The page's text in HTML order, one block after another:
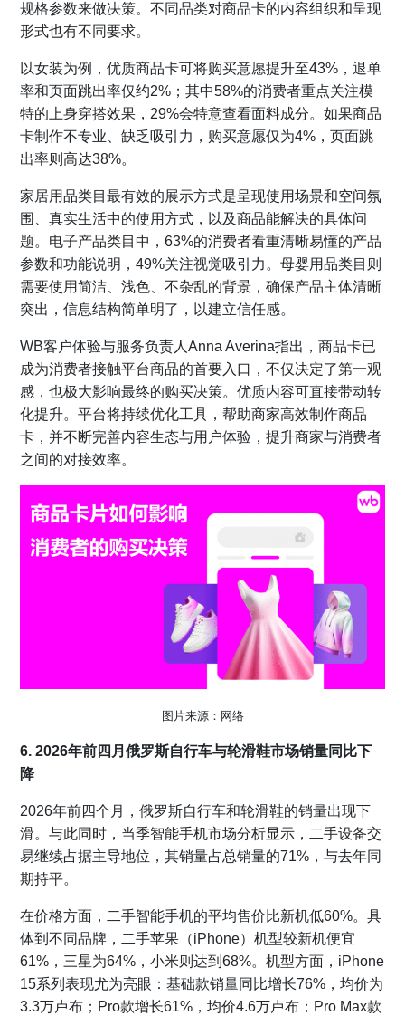
规格参数来做决策。不同品类对商品卡的内容组织和呈现
形式也有不同要求。
以女装为例，优质商品卡可将购买意愿提升至43%，退单
率和页面跳出率仅约2%；其中58%的消费者重点关注模
特的上身穿搭效果，29%会特意查看面料成分。如果商品
卡制作不专业、缺乏吸引力，购买意愿仅为4%，页面跳
出率则高达38%。
家居用品类目最有效的展示方式是呈现使用场景和空间氛
围、真实生活中的使用方式，以及商品能解决的具体问
题。电子产品类目中，63%的消费者看重清晰易懂的产品
参数和功能说明，49%关注视觉吸引力。母婴用品类目则
需要使用简洁、浅色、不杂乱的背景，确保产品主体清晰
突出，信息结构简单明了，以建立信任感。
WB客户体验与服务负责人Anna Averina指出，商品卡已
成为消费者接触平台商品的首要入口，不仅决定了第一观
感，也极大影响最终的购买决策。优质内容可直接带动转
化提升。平台将持续优化工具，帮助商家高效制作商品
卡，并不断完善内容生态与用户体验，提升商家与消费者
之间的对接效率。
图片来源：网络
6. 2026年前四月俄罗斯自行车与轮滑鞋市场销量同比下
降
2026年前四个月，俄罗斯自行车和轮滑鞋的销量出现下
滑。与此同时，当季智能手机市场分析显示，二手设备交
易继续占据主导地位，其销量占总销量的71%，与去年同
期持平。
在价格方面，二手智能手机的平均售价比新机低60%。具
体到不同品牌，二手苹果（iPhone）机型较新机便宜
61%，三星为64%，小米则达到68%。机型方面，iPhone
15系列表现尤为亮眼：基础款销量同比增长76%，均价为
3.3万卢布；Pro款增长61%，均价4.6万卢布；Pro Max款